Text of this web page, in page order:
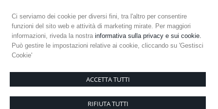
Ci serviamo dei cookie per diversi fini, tra l'altro per consentire
funzioni del sito web e attività di marketing mirate. Per maggiori
informazioni, riveda la nostrainformativa sulla privacy e sui cookie.
Può gestire le impostazioni relative ai cookie, cliccando su 'Gestisci
Cookie'
ACCETTA TUTTI
RIFIUTA TUTTI